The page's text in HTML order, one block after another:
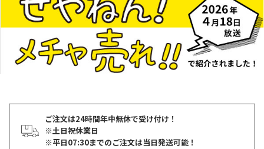
ご注文は24時間年中無休で受け付け！
※土日祝休業日
※平日07:30までのご注文は当日発送可能！